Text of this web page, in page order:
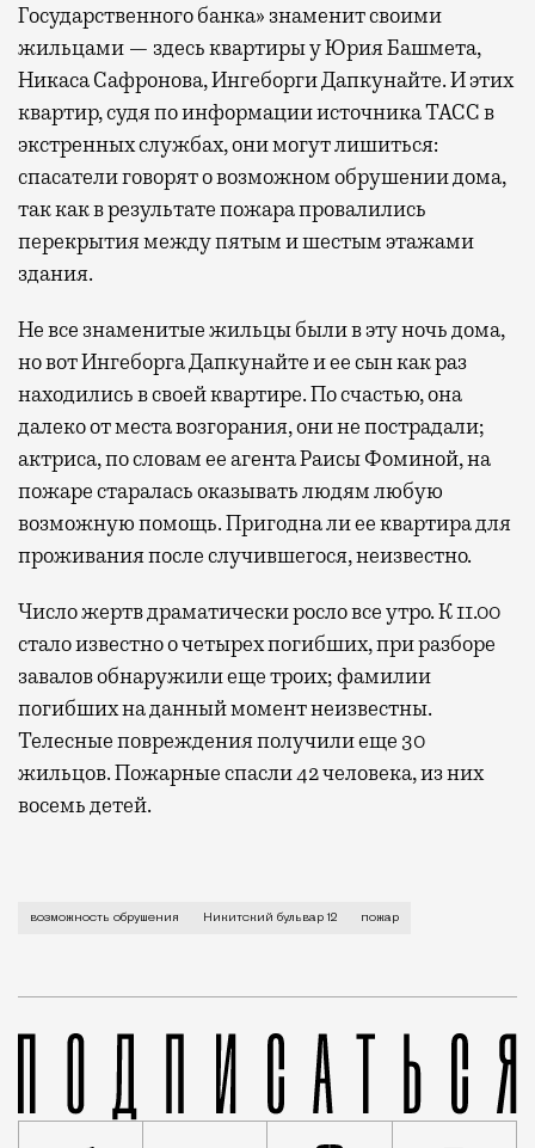
Государственного банка» знаменит своими
жильцами — здесь квартиры у Юрия Башмета,
Никаса Сафронова, Ингеборги Дапкунайте. И этих
квартир, судя по информации источника ТАСС в
экстренных службах, они могут лишиться:
спасатели говорят о возможном обрушении дома,
так как в результате пожара провалились
перекрытия между пятым и шестым этажами
здания.
Не все знаменитые жильцы были в эту ночь дома,
но вот Ингеборга Дапкунайте и ее сын как раз
находились в своей квартире. По счастью, она
далеко от места возгорания, они не пострадали;
актриса, по словам ее агента Раисы Фоминой, на
пожаре старалась оказывать людям любую
возможную помощь. Пригодна ли ее квартира для
проживания после случившегося, неизвестно.
Число жертв драматически росло все утро. К 11.00
стало известно о четырех погибших, при разборе
завалов обнаружили еще троих; фамилии
погибших на данный момент неизвестны.
Телесные повреждения получили еще 30
жильцов. Пожарные спасли 42 человека, из них
восемь детей.
Число жертв достигло семи человек и, возможно,
возможность обрушения Никитский бульвар 12 пожар